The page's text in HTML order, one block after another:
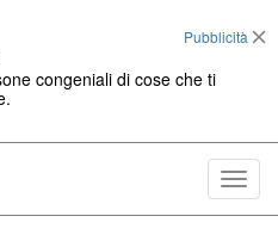
Pubblicità
congeniali di cose che ti